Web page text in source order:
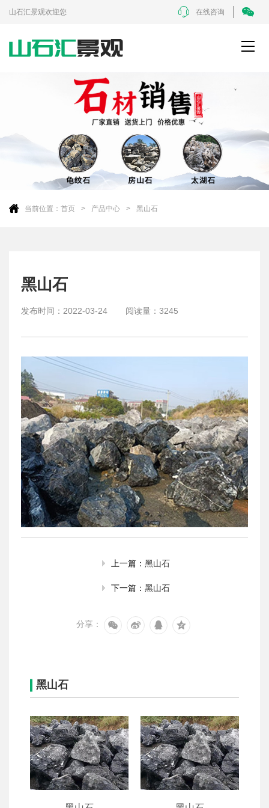
山石汇景观欢迎您 在线咨询
当前位置： 首页 产品中心 黑山石
黑山石
发布时间： 2022-03-24 阅读量： 3245
上一篇： 黑山石
下一篇： 黑山石
分享：
黑山石